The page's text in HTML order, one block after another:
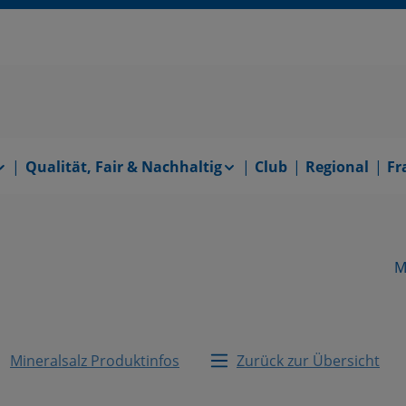
Qualität, Fair & Nachhaltig Club Regional
Mineralsalz Produktinfos Zurück zur Übersicht